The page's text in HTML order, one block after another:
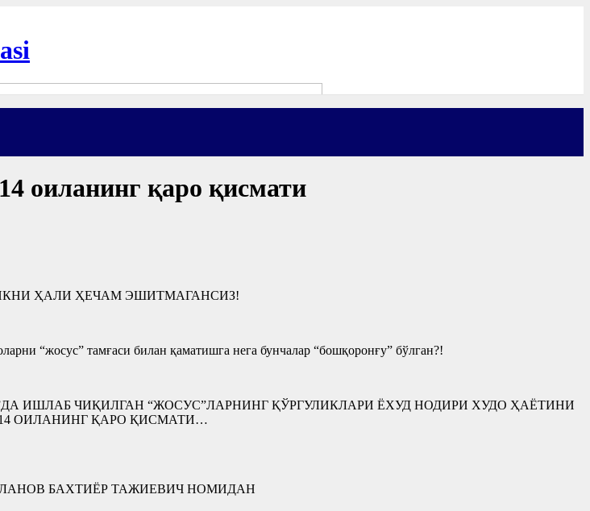
оиланинг қаро қисмати
ҲАЛИ ҲЕЧАМ ЭШИТМАГАНСИЗ!
“жосус” тамғаси билан қаматишга нега бунчалар “бошқоронғу” бўлган?!
ИШЛАБ ЧИҚИЛГАН “ЖОСУС”ЛАРНИНГ ҚЎРГУЛИКЛАРИ ЁХУД НОДИРИ ХУДО ҲАЁТИНИ
ОИЛАНИНГ ҚАРО ҚИСМАТИ…
БАХТИЁР ТАЖИЕВИЧ НОМИДАН